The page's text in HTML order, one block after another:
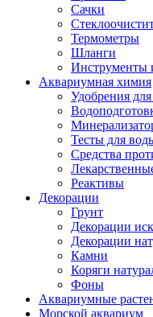
Сачки
Термометры
Шланги
Инструменты
Аквариумная химия
Удобрения
Тесты для
Средства
Реактивы
Декорации
Грунт
Декорации
Декорации
Камни
Коряги
Фоны
Аквариумные
Морской аквариум